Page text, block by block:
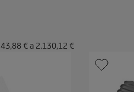
43,88 €a 2.130,12 €